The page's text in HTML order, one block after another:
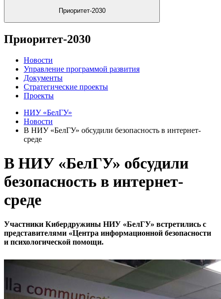
Приоритет-2030
Приоритет-2030
Новости
Управление программой развития
Документы
Стратегические проекты
Проекты
НИУ «БелГУ»
Новости
В НИУ «БелГУ» обсудили безопасность в интернет-
среде
В НИУ «БелГУ» обсудили
безопасность в интернет-
среде
Участники Кибердружины НИУ «БелГУ» встретились с
представителями «Центра информационной безопасности
и психологической помощи.